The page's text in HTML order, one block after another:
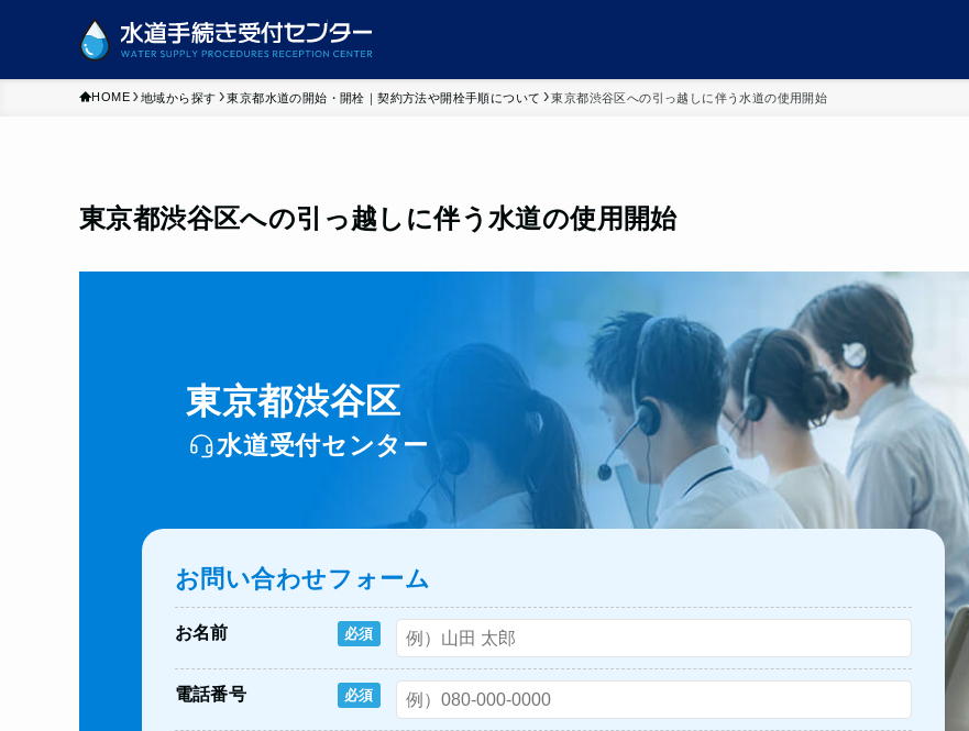
HOME 地域から探す 東京都水道の開始・開栓｜契約方法や開栓手順について 東京都渋谷区への引っ越しに伴う水道の使用開始
東京都渋谷区への引っ越しに伴う水道の使用開始
東京都渋谷区
水道受付センター
お問い合わせフォーム
お名前 必須
電話番号 必須